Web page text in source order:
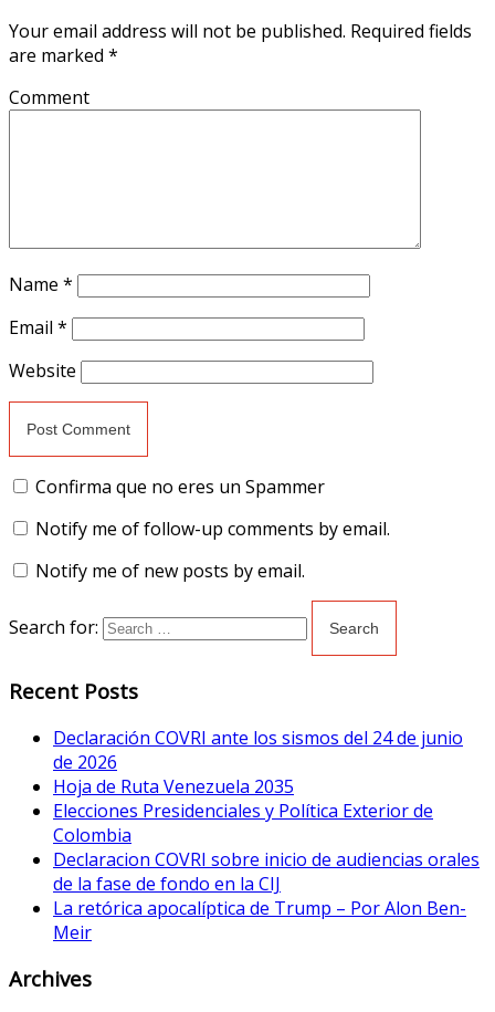
Your email address will not be published. Required fields
are marked *
Comment
Name *
Email *
Website
Confirma que no eres un Spammer
Notify me of follow-up comments by email.
Notify me of new posts by email.
Search for:
Recent Posts
Declaración COVRI ante los sismos del 24 de junio
de 2026
Hoja de Ruta Venezuela 2035
Elecciones Presidenciales y Política Exterior de
Colombia
Declaracion COVRI sobre inicio de audiencias orales
de la fase de fondo en la CIJ
La retórica apocalíptica de Trump – Por Alon Ben-
Meir
Archives